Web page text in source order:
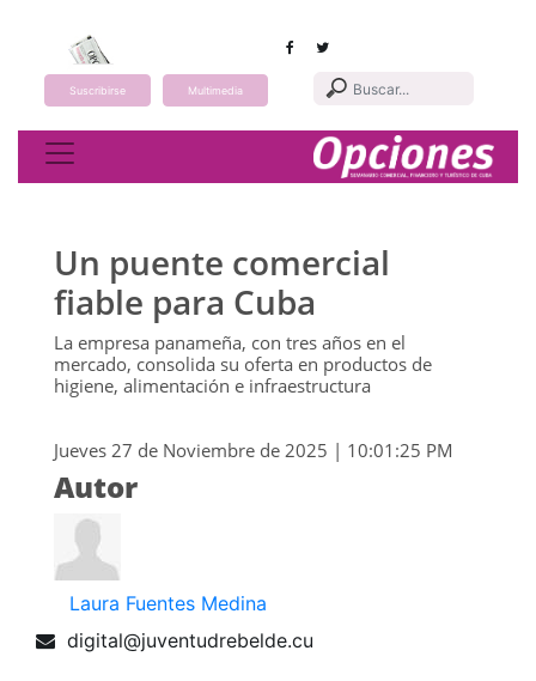
Suscribirse Multimedia
Toggle navigation
Un puente comercial
fiable para Cuba
La empresa panameña, con tres años en el
mercado, consolida su oferta en productos de
higiene, alimentación e infraestructura
Jueves 27 de Noviembre de 2025 | 10:01:25 PM
Autor
Laura Fuentes Medina
digital@juventudrebelde.cu